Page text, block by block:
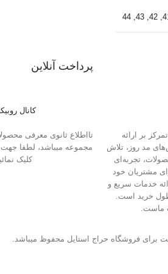
,
42
,
43
,
44
پرداخت آنلاین
بر ارائه
مد روز، تلاش
تجربه‌ای
مشتریان خود
خدمات سریع و
طول خرید است.
ماست.
کانال
تااطلاع ثانوی معرفی
مجموعه میباشد، لطفا جهت
کلیک
برای فروشگاه حراج استایل محفوظ میباشد.